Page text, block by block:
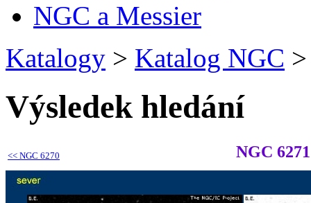
NGC a Messier
Katalogy > Katalog NGC >
Výsledek hledání
<< NGC 6270 NGC 6271